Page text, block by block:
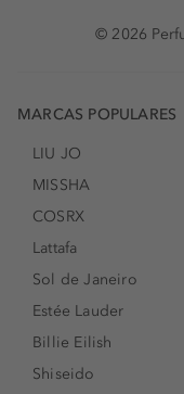
© 2026
MARCAS POPULARES
LIU JO
MISSHA
COSRX
Lattafa
Sol de Janeiro
Estée Lauder
Billie Eilish
Shiseido